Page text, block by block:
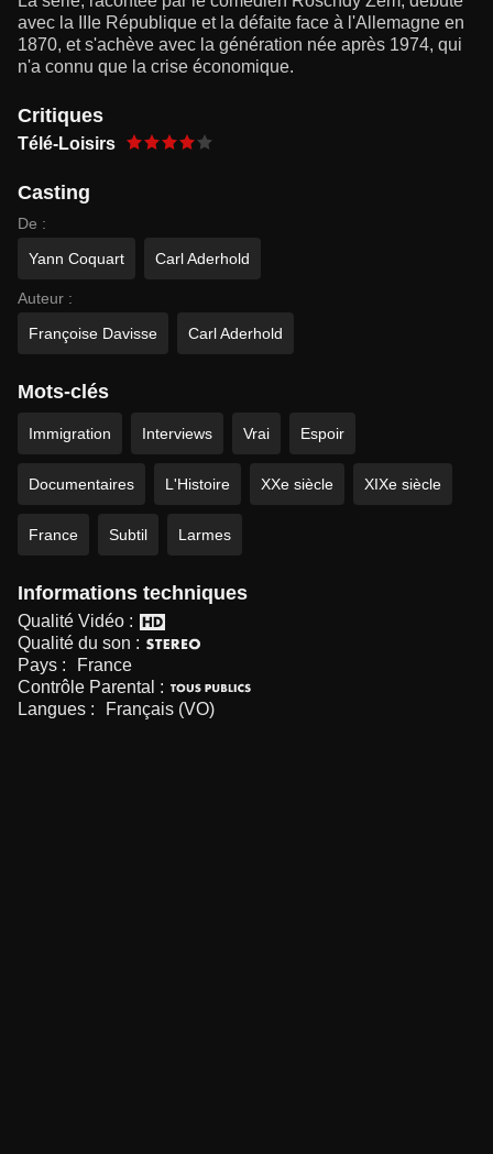
avec la IIIe République et la défaite face à l'Allemagne en
1870, et s'achève avec la génération née après 1974, qui
n'a connu que la crise économique.
Critiques
Télé-Loisirs
Casting
De :
Yann Coquart
Carl Aderhold
Auteur :
Françoise Davisse
Carl Aderhold
Mots-clés
Immigration Interviews Vrai Espoir
Documentaires L'Histoire XXe siècle XIXe siècle
France Subtil Larmes
Informations techniques
Qualité Vidéo :
Qualité du son :
Pays :
France
Contrôle Parental :
Langues :
Français (VO)